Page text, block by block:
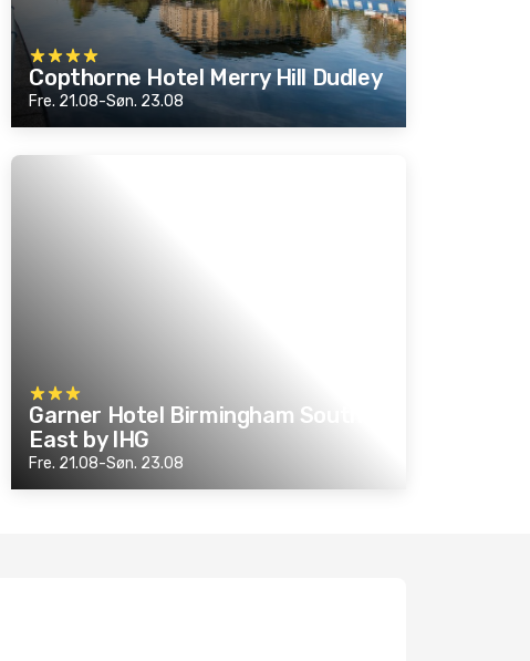
Copthorne Hotel Merry Hill Dudley
Fre. 21.08-Søn. 23.08
Garner Hotel Birmingham South
East by IHG
Fre. 21.08-Søn. 23.08